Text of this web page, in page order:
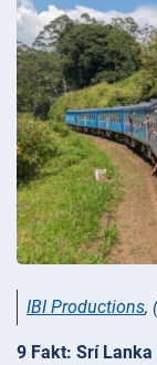
IBI Productions,
9 Fakt: Srí